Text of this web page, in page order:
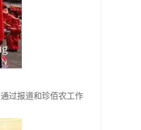
过报道和珍佰农工作